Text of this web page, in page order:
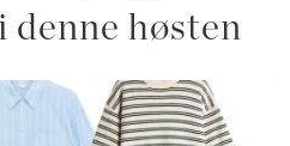
denne høsten